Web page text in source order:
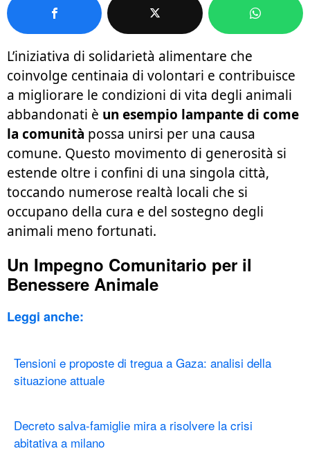
L’iniziativa di solidarietà alimentare che
coinvolge centinaia di volontari e contribuisce
a migliorare le condizioni di vita degli animali
abbandonati è un esempio lampante di come
la comunità possa unirsi per una causa
comune. Questo movimento di generosità si
estende oltre i confini di una singola città,
toccando numerose realtà locali che si
occupano della cura e del sostegno degli
animali meno fortunati.
Un Impegno Comunitario per il
Benessere Animale
Leggi anche:
Tensioni e proposte di tregua a Gaza: analisi della
situazione attuale
Decreto salva-famiglie mira a risolvere la crisi
abitativa a milano